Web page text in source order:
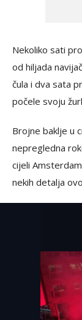
Nekoliko sati
od hiljada
čula i dva sata
počele svoju
Brojne baklje u
nepregledna
cijeli
nekih detalja